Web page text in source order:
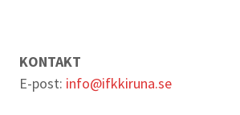
KONTAKT
E-post: info@ifkkiruna.se